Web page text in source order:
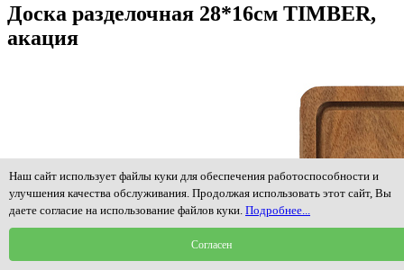
Доска разделочная 28*16см TIMBER,
акация
Наш сайт использует файлы куки для обеспечения работоспособности и
улучшения качества обслуживания. Продолжая использовать этот сайт, Вы
даете согласие на использование файлов куки. Подробнее...
Согласен